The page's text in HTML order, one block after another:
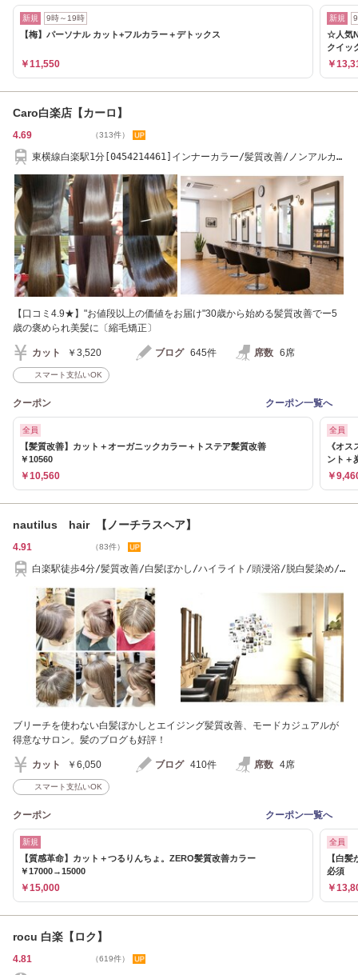
新規 9時～19時
【梅】パーソナル カット+フルカラー＋デトックス
￥11,550
新規
☆人気
クイッ
￥
Caro白楽店【カーロ】
4.69 （313件）
東横線白楽駅1分[0454214461]インナーカラー/髪質改善/ノンアルカ
【口コミ4.9★】"お値段以上の価値をお届け"30歳から始める髪質改善でー5
歳の褒められ美髪に〔縮毛矯正〕
カット ￥3,520 ブログ 645件 席数 6席
スマート支払いOK
クーポン クーポン一覧へ
全員
【髪質改善】カット＋オーガニックカラー＋トステア髪質改善
￥10560
￥10,560
全員
《オ
ント＋
￥
nautilus hair 【ノーチラスヘア】
4.91 （83件）
白楽駅徒歩4分/髪質改善/白髪ぼかし/ハイライト/頭浸浴/脱白髪染め/
ブリーチを使わない白髪ぼかしとエイジング髪質改善、モードカジュアルが
得意なサロン。髪のブログも好評！
カット ￥6,050 ブログ 410件 席数 4席
スマート支払いOK
クーポン クーポン一覧へ
新規
【質感革命】カット＋つるりんちょ。ZERO髪質改善カラー
￥17000→15000
￥15,000
全員
【白
必須
￥
rocu 白楽【ロク】
4.81 （619件）